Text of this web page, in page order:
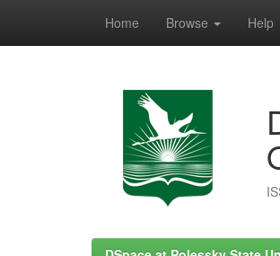
Home Browse Help